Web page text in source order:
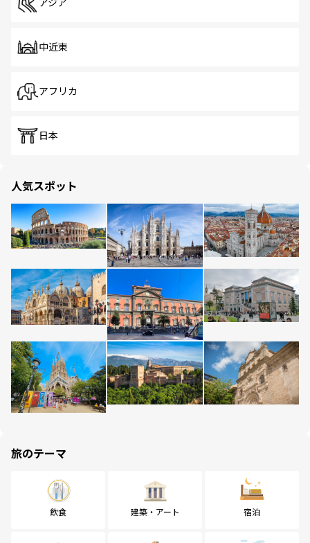
アジア
中近東
アフリカ
日本
人気スポット
旅のテーマ
飲食 建築・アート 宿泊